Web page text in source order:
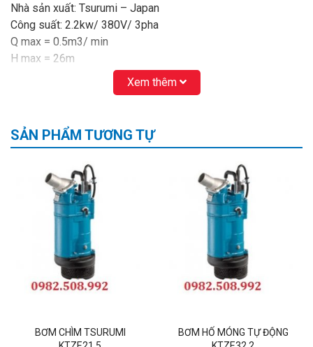
Nhà sản xuất: Tsurumi – Japan
Công suất: 2.2kw/ 380V/ 3pha
Q max = 0.5m3/ min
H max = 26m
Đường kính họng xả: DN50
Kích thước vật rắn cho phép đi qua: Ø 8.5mm
Trọng lượng: 41kg
Có cảm biến mực nước trên thân bơm
KTZE22.2có khả năng tự khởi động khi mực nước đầy và
tự dừng khi mực nước cạn. Giúp bảo vệ máy bơm không bị
cháy và làm giảm đáng kể điện năng tiêu thụ.
máy bơm Tsurumi KTZE22.2
được nhập khẩu
và phân phối trực tiếp bởi:
CÔNG TY CP MATRA QUỐC TẾ
(Đại diện ủy quyền hãng Tsurumi Japan tại Việt Nam)
Trụ sở: Số 41, ngõ 1277 đường Giải Phóng, P. Thịnh Liệt,
Kho hàng: ngõ 1267 đường Giải Phóng, P. Thịnh Liệt, Hoàng
Mai, Hà Nội
Xem thêm
SẢN PHẨM TƯƠNG TỰ
BƠM CHÌM TSURUMI
BƠM HỐ MÓNG TỰ ĐỘNG